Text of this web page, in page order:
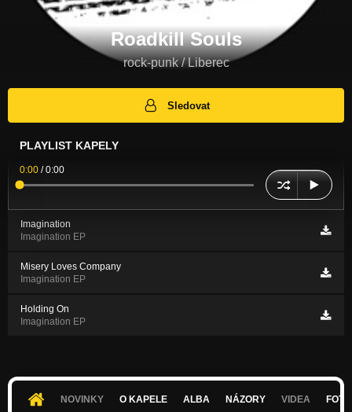
Roadkill Souls
rock-punk / Liberec
Sledovat
PLAYLIST KAPELY
0:00 /0:00
Imagination
Imagination EP
Misery Loves Company
Imagination EP
Holding On
Imagination EP
NOVINKY O KAPELE ALBA NÁZORY VIDEA